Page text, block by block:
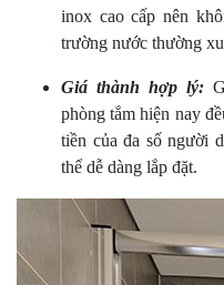
inox cao cấp nên
trường nước thường
Giá thành hợp lý:
phòng tắm hiện nay
tiền của đa số người
thể dễ dàng lắp đặt.